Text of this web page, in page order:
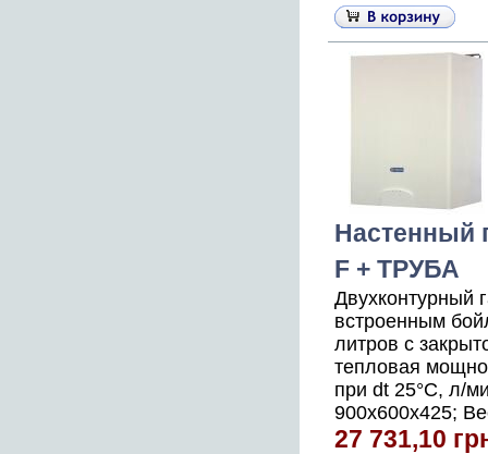
Настенный
F + ТРУБА
Двухконтурный
встроенным
литров с
тепловая
при dt 25°С, л/
900x600x425;
27 731,10